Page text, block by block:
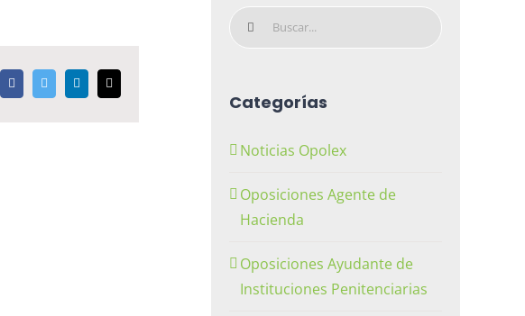
FacebookTwitter LinkedIn
electrónico
Buscar:
Categorías
Noticias Opolex
Oposiciones Agente de
Hacienda
Oposiciones Ayudante de
Instituciones Penitenciarias